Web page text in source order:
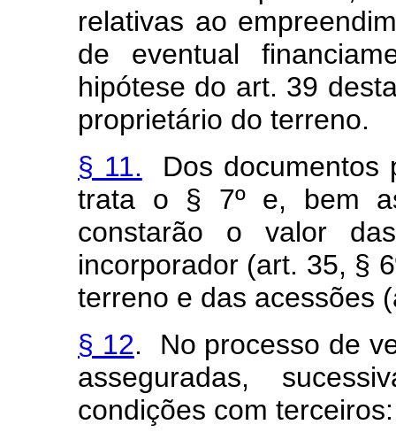
relativas ao
de eventual
hipótese do art. 39
proprietário do terreno.
§ 11. Dos documentos
trata o § 7º e, bem
constarão o valor
incorporador (art. 35, §
terreno e das acessões
§ 12. No processo de
asseguradas,
condições com terceiros: